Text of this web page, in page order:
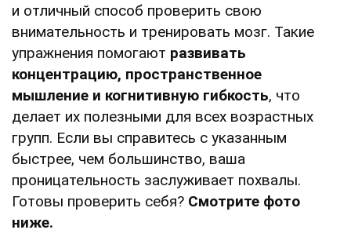
и отличный способ проверить свою
внимательность и тренировать мозг. Такие
упражнения помогают развивать
концентрацию, пространственное
мышление и когнитивную гибкость, что
делает их полезными для всех возрастных
групп. Если вы справитесь с указанным
быстрее, чем большинство, ваша
проницательность заслуживает похвалы.
Готовы проверить себя? Смотрите фото
ниже.